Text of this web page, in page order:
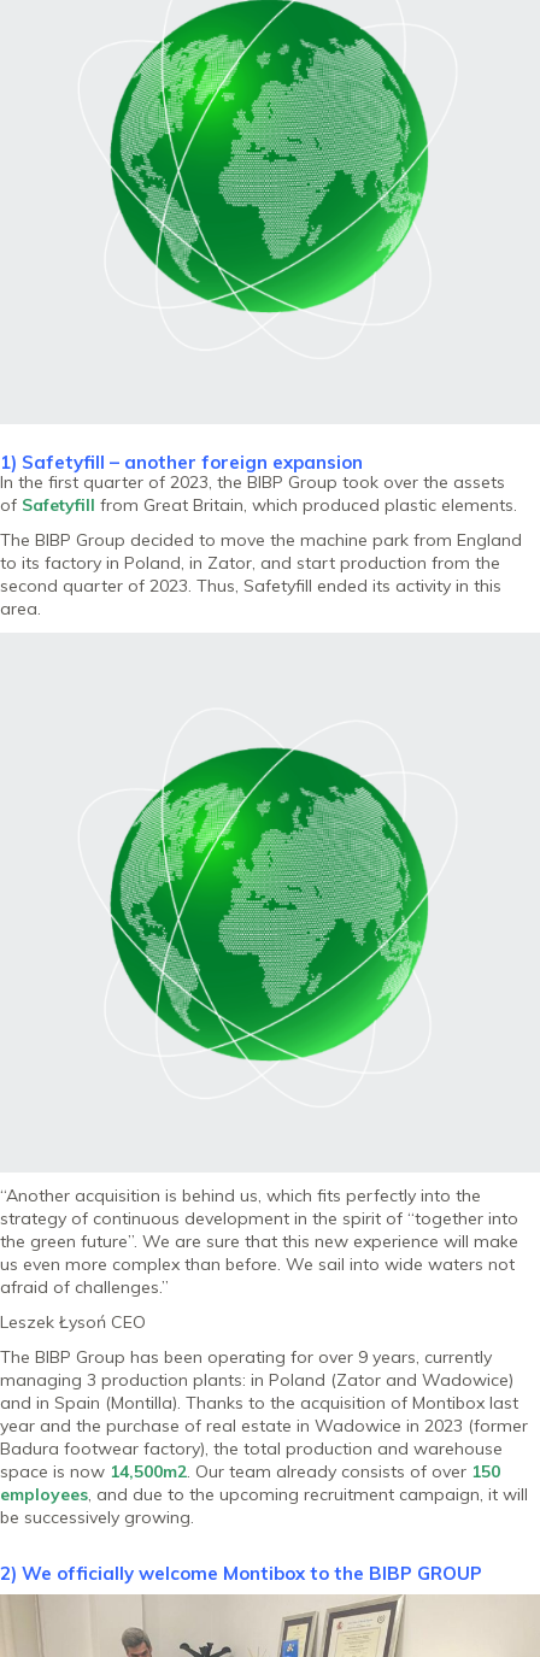
1) Safetyfill – another foreign expansion
In the first quarter of 2023, the BIBP Group took over the assets
of Safetyfill from Great Britain, which produced plastic elements.
The BIBP Group decided to move the machine park from England
to its factory in Poland, in Zator, and start production from the
second quarter of 2023. Thus, Safetyfill ended its activity in this
area.
“Another acquisition is behind us, which fits perfectly into the
strategy of continuous development in the spirit of “together into
the green future”. We are sure that this new experience will make
us even more complex than before. We sail into wide waters not
afraid of challenges.”
Leszek Łysoń CEO
The BIBP Group has been operating for over 9 years, currently
managing 3 production plants: in Poland (Zator and Wadowice)
and in Spain (Montilla). Thanks to the acquisition of Montibox last
year and the purchase of real estate in Wadowice in 2023 (former
Badura footwear factory), the total production and warehouse
space is now 14,500m2. Our team already consists of over 150
employees, and due to the upcoming recruitment campaign, it will
be successively growing.
2) We officially welcome Montibox to the BIBP GROUP